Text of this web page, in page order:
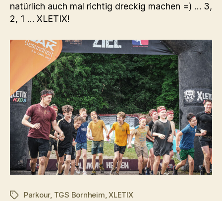
natürlich auch mal richtig dreckig machen =) … 3,
2, 1 … XLETIX!
Schlagwörter
Parkour, TGS Bornheim,XLETIX